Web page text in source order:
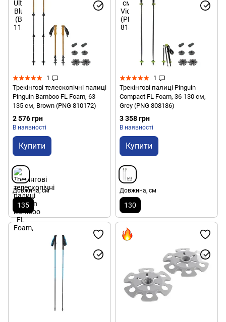
1
Трекінгові телескопічні палиці
Pinguin Bamboo FL Foam, 63-
135 см, Brown (PNG 810172)
2 576 грн
В наявності
Купити
Довжина, см
135
1
Трекінгові палиці Pinguin
Compact FL Foam, 36-130 см,
Grey (PNG 808186)
3 358 грн
В наявності
Купити
Довжина, см
130